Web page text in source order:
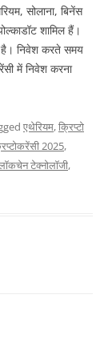
सोलाना, बिनेंस
शामिल हैं।
है। निवेश करते समय
में निवेश करना
एथेरियम,क्रिप्टो
2025,
टेक्नोलॉजी,